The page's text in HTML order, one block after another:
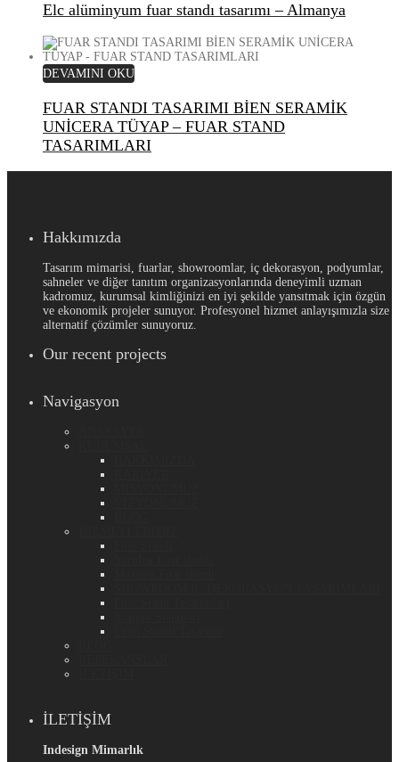
Elc alüminyum fuar standı tasarımı – Almanya
DEVAMINI OKU
FUAR STANDI TASARIMI BİEN SERAMİK
UNİCERA TÜYAP – FUAR STAND
TASARIMLARI
Hakkımızda
Tasarım mimarisi, fuarlar, showroomlar, iç dekorasyon, podyumlar,
sahneler ve diğer tanıtım organizasyonlarında deneyimli uzman
kadromuz, kurumsal kimliğinizi en iyi şekilde yansıtmak için özgün
ve ekonomik projeler sunuyor. Profesyonel hizmet anlayışımızla size
alternatif çözümler sunuyoruz.
Our recent projects
Navigasyon
İLETİŞİM
Indesign Mimarlık